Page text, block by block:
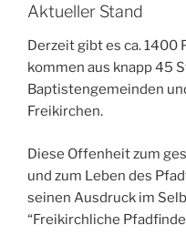
Aktueller Stand
Derzeit gibt es ca. 1400
kommen aus knapp 45
Baptistengemeinden
Freikirchen.
Diese Offenheit zum
und zum Leben des
seinen Ausdruck im
“Freikirchliche